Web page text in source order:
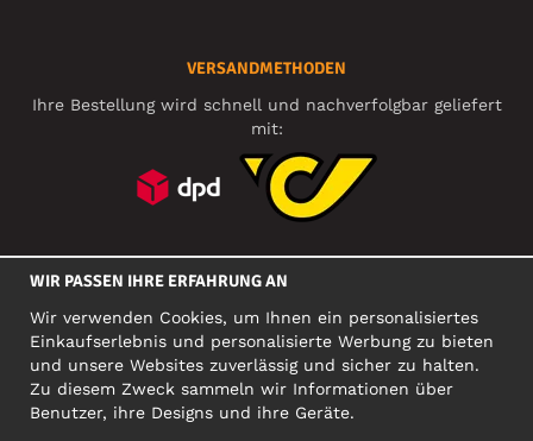
VERSANDMETHODEN
Ihre Bestellung wird schnell und nachverfolgbar geliefert
mit:
SOZIALE MEDIEN
FIRMA
Motley Denim Europe OÜ
Narva mnt 5, EE-10117 Tallinn
WIR PASSEN IHRE ERFAHRUNG AN
Wir verwenden Cookies, um Ihnen ein personalisiertes
Einkaufserlebnis und personalisierte Werbung zu bieten
und unsere Websites zuverlässig und sicher zu halten.
Zu diesem Zweck sammeln wir Informationen über
Benutzer, ihre Designs und ihre Geräte.